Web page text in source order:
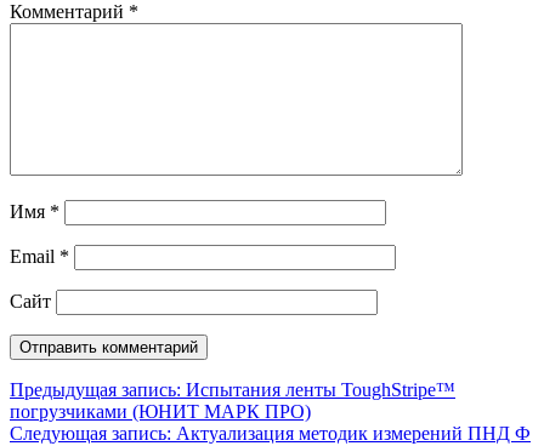
Комментарий *
Имя *
Email *
Сайт
Навигация
по
Предыдущая запись: Испытания ленты ToughStripe™
погрузчиками (ЮНИТ МАРК ПРО)
Следующая запись: Актуализация методик измерений ПНД Ф